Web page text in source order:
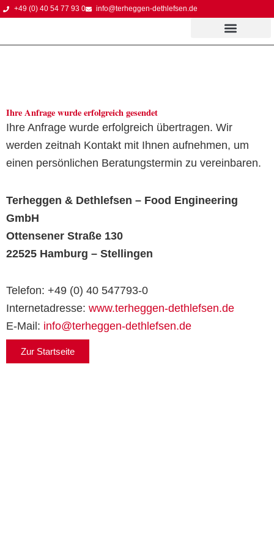
Zum+49 (0) 40 54 77 93 0 info@terheggen-dethlefsen.de
Ihre Anfrage wurde erfolgreich gesendet
Ihre Anfrage wurde erfolgreich übertragen. Wir
werden zeitnah Kontakt mit Ihnen aufnehmen, um
einen persönlichen Beratungstermin zu vereinbaren.
Terheggen & Dethlefsen – Food Engineering
GmbH
Ottensener Straße 130
22525 Hamburg – Stellingen
Telefon: +49 (0) 40 547793-0
Internetadresse: www.terheggen-dethlefsen.de
E-Mail: info@terheggen-dethlefsen.de
Zur Startseite